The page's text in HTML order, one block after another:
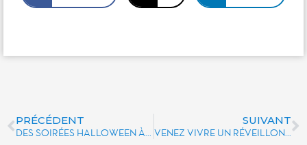
PRÉCÉDENT
DES SOIRÉES HALLOWEEN À VOUS DONNER DES FRISSONS
SUIVANT
VENEZ VIVRE UN RÉVEILLON INOUBLIABLE DANS LE PARC DISNEYLAND